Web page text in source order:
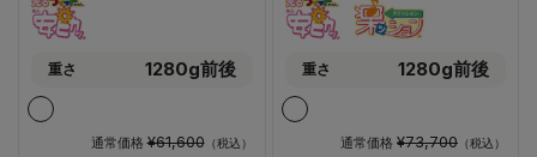
重さ 1280g前後
通常価格¥61,600（税込）
重さ 1280g前後
通常価格 ¥73,700 （税込）